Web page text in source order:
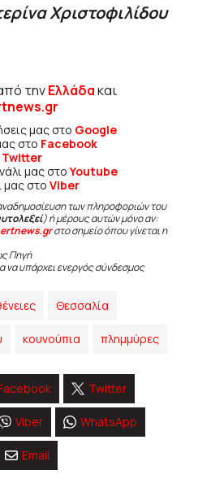
Χριστοφιλίδου
τηνΕλλάδακαι
μας στο Google
στο Facebook
Twitter
μας στοYoutube
μας στο Viber
των πληροφοριών του
) ή μέρους αυτών μόνο αν:
ertnews.grστο σημείο όπου γίνεται η
Πηγή
να υπάρχει ενεργός σύνδεσμος
Θεσσαλία
κουνούπια πλημμύρες
Twitter
Viber WhatsApp
Email